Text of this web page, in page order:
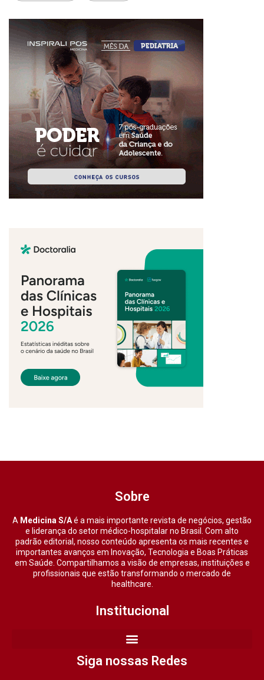
Sobre
A Medicina S/Aé a mais importante revista de negócios, gestão
e liderança do setor médico-hospitalar no Brasil. Com alto
padrão editorial, nosso conteúdo apresenta os mais recentes e
importantes avanços em Inovação, Tecnologia e Boas Práticas
em Saúde. Compartilhamos a visão de empresas, instituições e
profissionais que estão transformando o mercado de
healthcare.
Institucional
Siga nossas Redes